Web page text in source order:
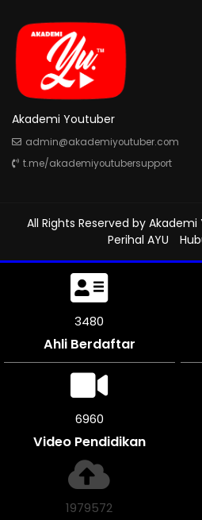
Akademi Youtuber
admin@akademiyoutuber.com
t.me/akademiyoutubersupport
All Rights Reserved by Akademi
Perihal AYU
3897
Ahli Berdaftar
7788
Video Pendidikan
2216984